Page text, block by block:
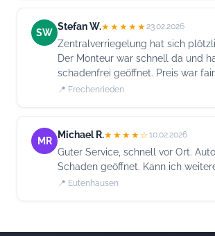
SW
Stefan W.★★★★★23.02.2026
Zentralverriegelung hat sich
Der Monteur war schnell da und
schadenfrei geöffnet. Preis war fair.
📍 Frechenrieden
MR
Michael R.★★★★☆10.02.2026
Guter Service, schnell vor Ort.
Schaden geöffnet. Kann ich
📍 Eutenhausen